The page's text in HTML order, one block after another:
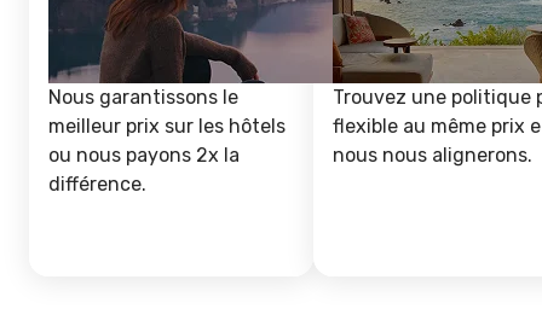
Nous garantissons le
meilleur prix sur les hôtels
ou nous payons 2x la
différence.
Trouvez une politique
flexible au même prix
nous nous alignerons.